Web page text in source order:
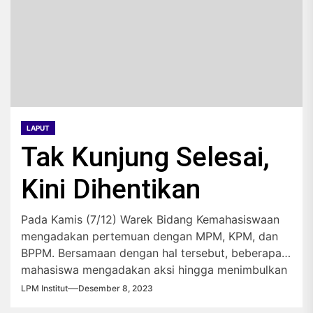
LAPUT
Tak Kunjung Selesai,
Kini Dihentikan
Pada Kamis (7/12) Warek Bidang Kemahasiswaan
mengadakan pertemuan dengan MPM, KPM, dan
BPPM. Bersamaan dengan hal tersebut, beberapa
mahasiswa mengadakan aksi hingga menimbulkan
kericuhan.
LPM Institut Desember 8, 2023